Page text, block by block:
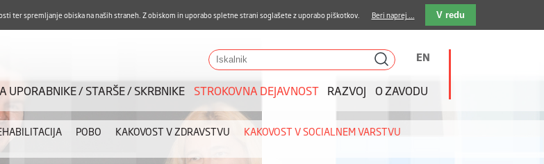
Karierni razvoj Pohvale in pritožbe Dostava kosil Kakovost in varnost
E-pošta
Iskalnik EN
UPORABNIKE / STARŠE / SKRBNIKE STROKOVNA DEJAVNOST RAZVOJ O ZAVODU
POBO KAKOVOST V ZDRAVSTVU
KAKOVOST V SOCIALNEM VARSTVU
ter spremljanje obiska na naših straneh. Z obiskom in uporabo spletne strani soglašete z uporabo piškotkov. Beri naprej ... V redu